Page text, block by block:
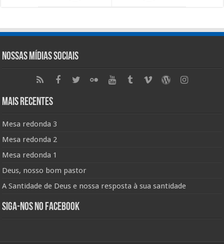
Nossas Mídias Sociais
Mais Recentes
Mesa redonda 3
Mesa redonda 2
Mesa redonda 1
Deus, nosso bom pastor
A Santidade de Deus e nossa resposta à sua santidade
Siga-nos no Facebook